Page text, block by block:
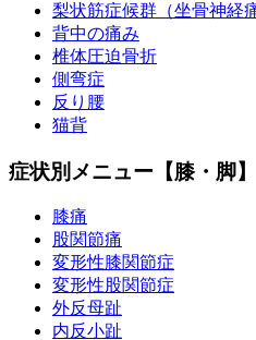
梨状筋症候群（坐骨神経痛
背中の痛み
椎体圧迫骨折
側弯症
反り腰
猫背
症状別メニュー【膝・脚】
膝痛
股関節痛
変形性膝関節症
変形性股関節症
外反母趾
内反小趾